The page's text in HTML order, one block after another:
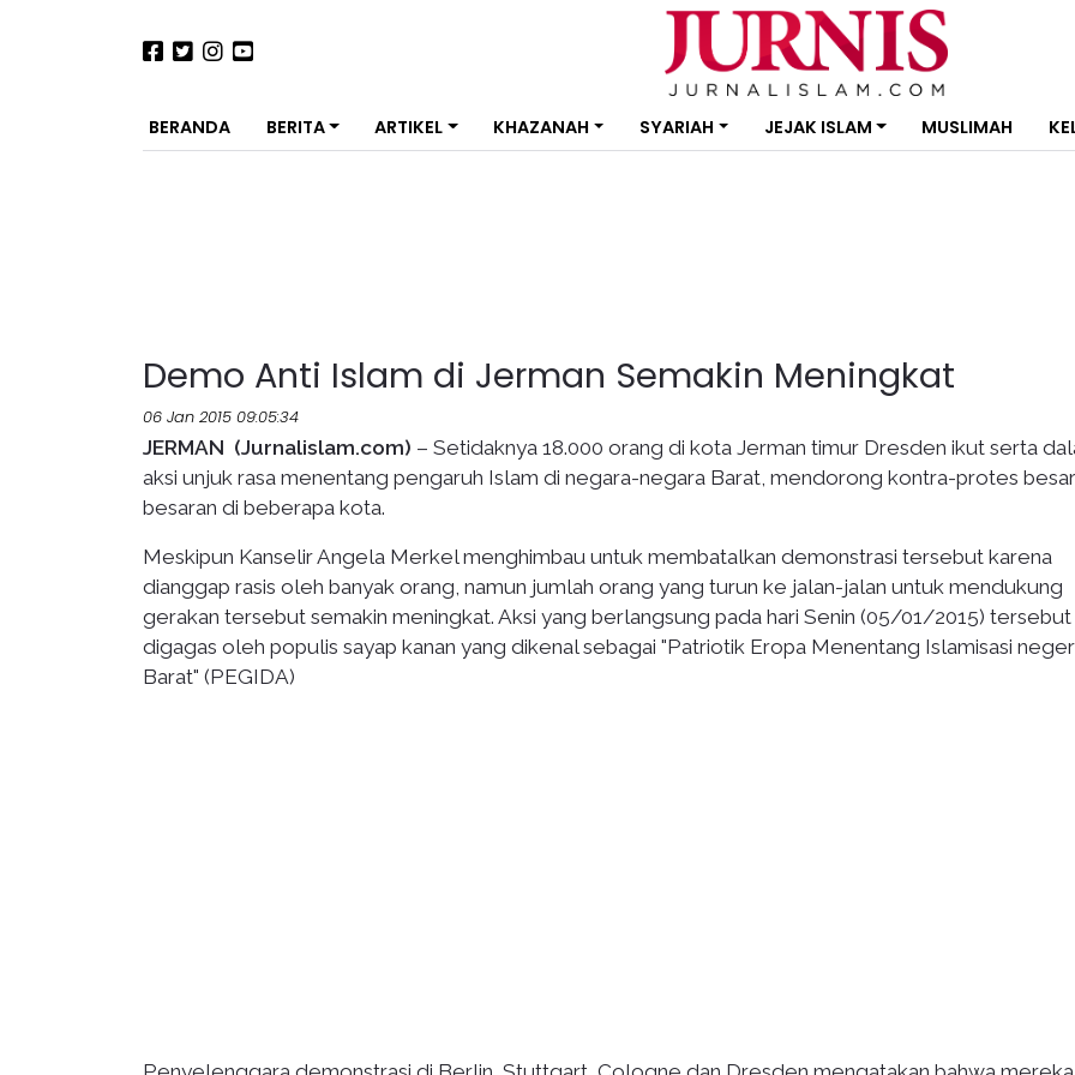
BERANDA BERITA ARTIKEL KHAZANAH SYARIAH JEJAK ISLAM MUSLIMAH
Demo Anti Islam di Jerman Semakin Meningkat
06 Jan 2015 09:05:34
JERMAN (Jurnalislam.com) – Setidaknya 18.000 orang di kota Jerman timur Dresden ikut serta
aksi unjuk rasa menentang pengaruh Islam di negara-negara Barat, mendorong kontra-protes
besaran di beberapa kota.
Meskipun Kanselir Angela Merkel menghimbau untuk membatalkan demonstrasi tersebut karena
dianggap rasis oleh banyak orang, namun jumlah orang yang turun ke jalan-jalan untuk mendukung
gerakan tersebut semakin meningkat. Aksi yang berlangsung pada hari Senin (05/01/2015) tersebut
digagas oleh populis sayap kanan yang dikenal sebagai "Patriotik Eropa Menentang Islamisasi
Barat" (PEGIDA)